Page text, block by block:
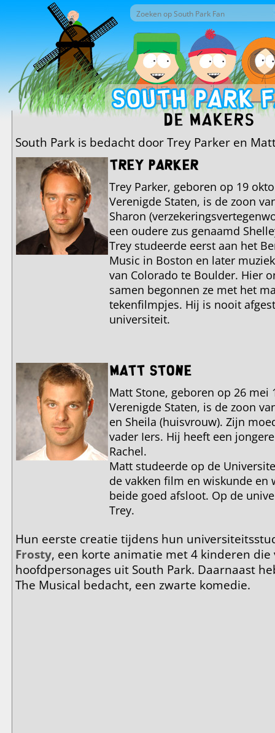
Overslaan en naar de inhoud gaan
Zoekveld
Zoek door deze site
De Makers
South Park is bedacht door Trey Parker en
Trey Parker
Trey Parker, geboren op 19
Verenigde Staten, is de zoon
Sharon
een oudere zus genaamd
Trey studeerde eerst aan het
Music in Boston en later
van Colorado te Boulder. Hier
samen begonnen ze met het
tekenfilmpjes. Hij is nooit
universiteit.
Matt Stone
Matt Stone, geboren op 26 mei
Verenigde Staten, is de zoon
en Sheila (huisvrouw). Zijn
vader Iers. Hij heeft een
Rachel.
Matt studeerde op de
de vakken film en wiskunde en
beide goed afsloot. Op de
Trey.
Hun eerste creatie tijdens hun
Frosty, een korte animatie met 4 kinderen die
hoofdpersonages uit South Park. Daarnaast
The Musical bedacht, een zwarte komedie.